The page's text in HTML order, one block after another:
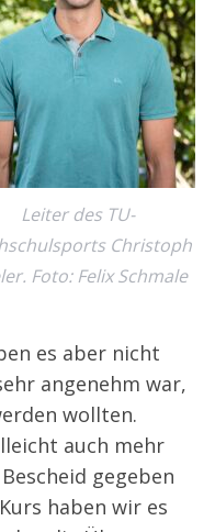
Leiter des TU-
Christoph
Foto: Felix Schmale
es aber nicht
angenehm war,
wollten.
auch mehr
gegeben
haben wir es